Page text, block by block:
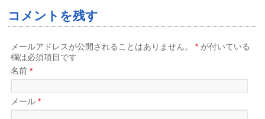
コメントを残す
メールアドレスが公開されることはありません。 * が付いている
欄は必須項目です
名前*
メール*